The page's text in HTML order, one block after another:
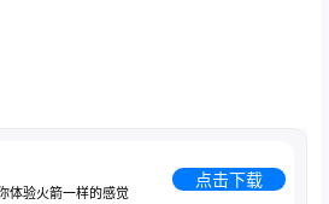
体验火箭一样的感觉
点击下载